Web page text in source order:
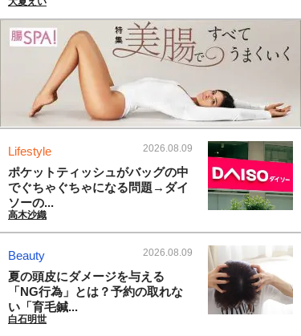
Lifestyle 2026.08.09
ポケットティッシュがバッグの中
でぐちゃぐちゃになる問題→ダイ
ソーの...
高木沙織
Beauty 2026.08.09
夏の頭皮にダメージを与える
「NG行為」とは？予約の取れな
い「育毛鍼...
白石明世